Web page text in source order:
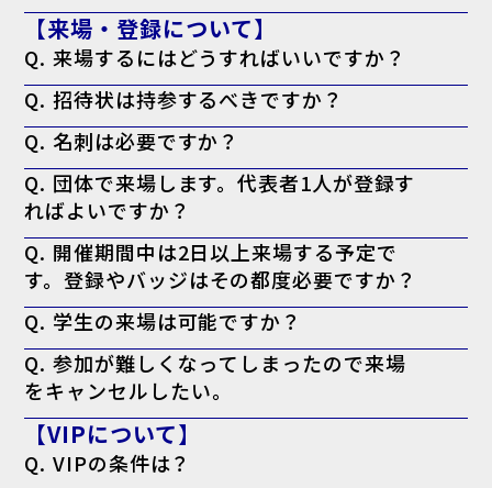
追加依頼の方はこちら
停止の方こちら
【来場・登録について】
Q. 来場するにはどうすればいいですか？
ッジ（入場証）」を印刷してお持ちください。当日会場でも印刷可能で
すが、混雑回避のため事前の印刷を推奨しております。なお、名刺の提
出は不要です。
Q. 招待状は持参するべきですか？
※特にVIP招待状がお手元に届いてる方で、印刷したバッジに「VIP」
と表示されない場合、バッジに加えてお手元の「VIP招待状」を当日会
場受付までお持ちください。
Q. 名刺は必要ですか？
場可能です。
Q. 団体で来場します。代表者1人が登録す
ればよいですか？
いたします。
Q. 開催期間中は2日以上来場する予定で
す。登録やバッジはその都度必要ですか？
て何度でもご入場いただけます。
Q. 学生の来場は可能ですか？
中の方や、業界への就職をご検討中の学生の方はご来場いただけます。
Q. 参加が難しくなってしまったので来場
をキャンセルしたい。
て結構です。
【VIPについて】
Q. VIPの条件は？